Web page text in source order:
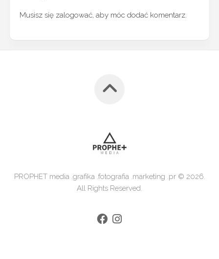
Musisz się zalogować, aby móc dodać komentarz.
PROPHET media .grafika .fotografia .marketing .pr © 2026.
All Rights Reserved.